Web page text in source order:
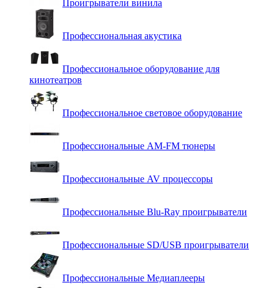
Проигрыватели винила
Профессиональная акустика
Профессиональное оборудование для
кинотеатров
Профессиональное световое оборудование
Профессиональные AM-FM тюнеры
Профессиональные AV процессоры
Профессиональные Blu-Ray проигрыватели
Профессиональные SD/USB проигрыватели
Профессиональные Медиаплееры